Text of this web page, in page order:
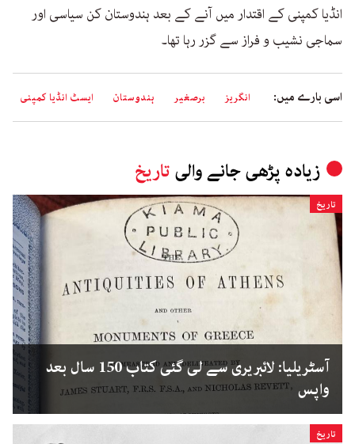
انڈیا کمپنی کے اقتدار میں آنے کے بعد ہندوستان کن سیاسی اور
سماجی نشیب و فراز سے گزر رہا تھا۔
اسی بارے میں: انگریز برصغیر ہندوستان ایسٹ انڈیا کمپنی
زیادہ پڑھی جانے والی تاریخ
تاریخ
آسٹریلیا: لائبریری سے لی گئی کتاب 150 سال بعد
واپس
تاریخ